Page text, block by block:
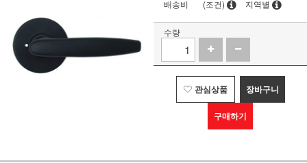
배송비
(조건) 지역별
수량
관심상품 장바구니
구매하기